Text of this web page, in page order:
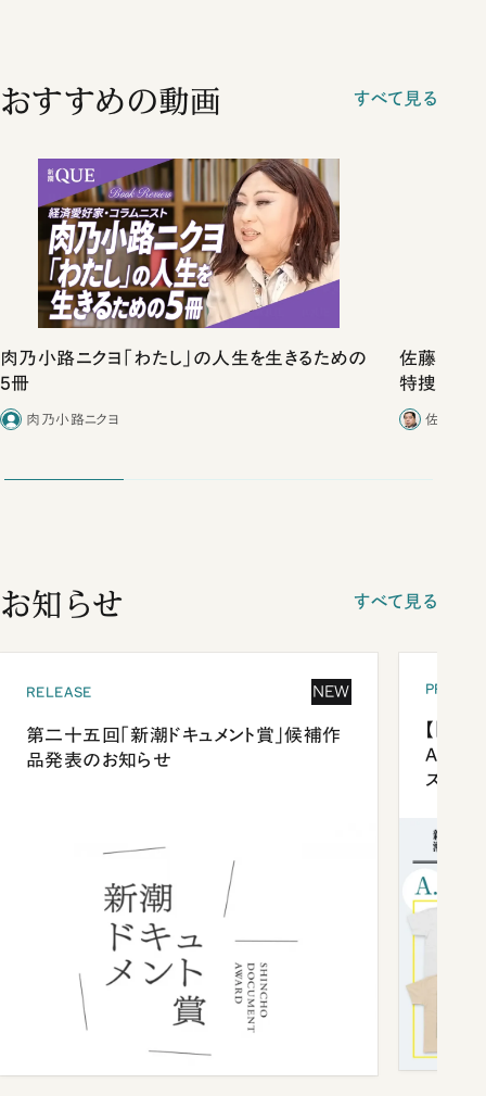
おすすめの動画 すべて見る
肉乃小路ニクヨ「わたし」の人生を生きるための
5冊
肉乃小路ニクヨ
佐藤優vs
特捜取調
合ったこと
佐藤優
お知らせ すべて見る
RELEASE NEW
第二十五回「新潮ドキュメント賞」候補作
品発表のお知らせ
【「新
ズプレ